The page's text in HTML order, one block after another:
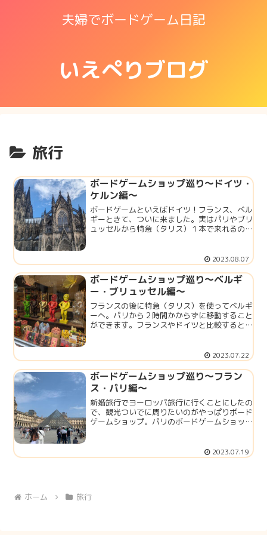
夫婦でボードゲーム日記
いえぺりブログ
旅行
ボードゲームショップ巡り〜ドイツ・
ケルン編〜
ボードゲームといえばドイツ！フランス、ベル
ギーときて、ついに来ました。実はパリやブリ
ュッセルから特急（タリス）１本で来れるので
が、来れただけよしとしましょう。結...2023.08.07
ボードゲームショップ巡り〜ベルギ
ー・ブリュッセル編〜
フランスの後に特急（タリス）を使ってベルギ
ーへ。パリから２時間かからずに移動すること
ができます。フランスやドイツと比較すると少
語のゲームが置かれているのかな... 2023.07.22
ボードゲームショップ巡り〜フラン
ス・パリ編〜
新婚旅行でヨーロッパ旅行に行くことにしたの
で、観光ついでに周りたいのがやっぱりボード
ゲームショップ。パリのボードゲームショップ
2023.07.19
ホーム 旅行